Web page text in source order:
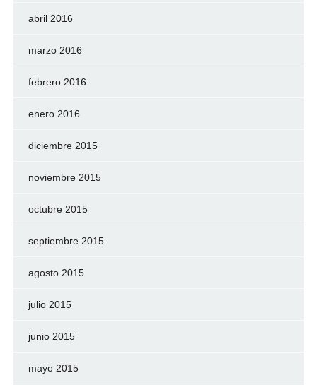
abril 2016
marzo 2016
febrero 2016
enero 2016
diciembre 2015
noviembre 2015
octubre 2015
septiembre 2015
agosto 2015
julio 2015
junio 2015
mayo 2015